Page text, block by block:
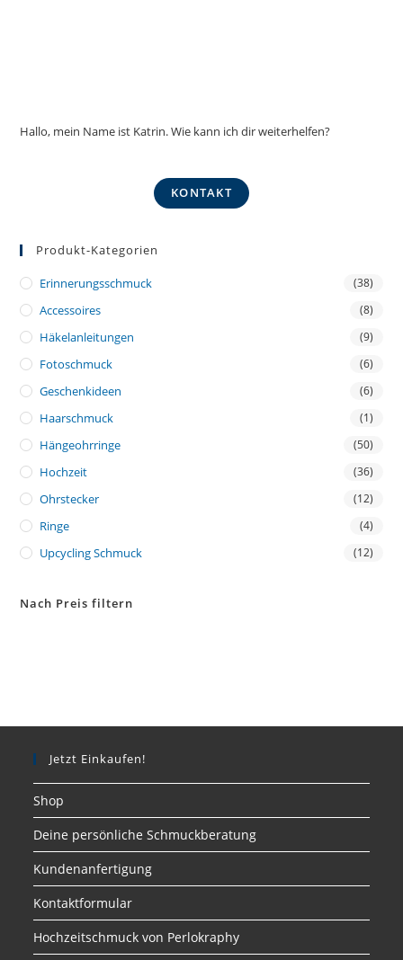
Hallo, mein Name ist Katrin. Wie kann ich dir weiterhelfen?
KONTAKT
Produkt-Kategorien
Erinnerungsschmuck (38)
Accessoires (8)
Häkelanleitungen (9)
Fotoschmuck (6)
Geschenkideen (6)
Haarschmuck (1)
Hängeohrringe (50)
Hochzeit (36)
Ohrstecker (12)
Ringe (4)
Upcycling Schmuck (12)
Nach Preis filtern
Jetzt Einkaufen!
Shop
Deine persönliche Schmuckberatung
Kundenanfertigung
Kontaktformular
Hochzeitschmuck von Perlokraphy